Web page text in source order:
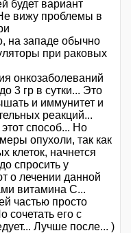
будет вариант
вижу проблемы в
на западе обычно
при раковых
онкозаболеваний
3 гр в сутки... Это
и иммунитет и
реакций...
способ... Но
опухоли, так как
клеток, начнется
спросить у
о лечении данной
витамина С...
частью просто
сочетать его с
Лучше после... )